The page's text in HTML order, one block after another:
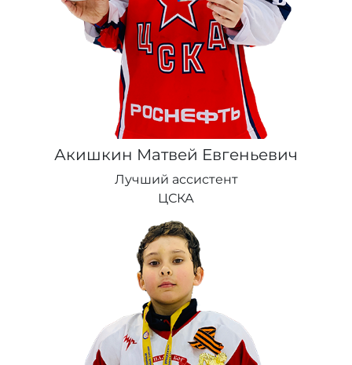
Акишкин Матвей Евгеньевич
Лучший ассистент
ЦСКА